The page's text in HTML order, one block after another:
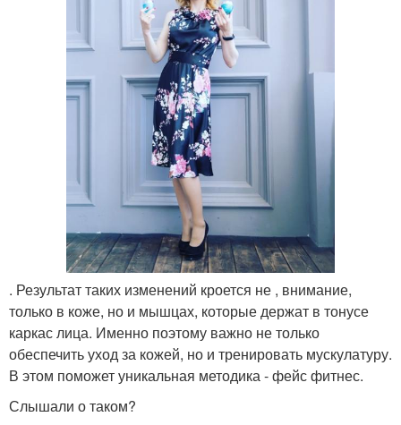
. Результат таких изменений кроется не , внимание,
только в коже, но и мышцах, которые держат в тонусе
каркас лица. Именно поэтому важно не только
обеспечить уход за кожей, но и тренировать мускулатуру.
В этом поможет уникальная методика - фейс фитнес.
Слышали о таком?